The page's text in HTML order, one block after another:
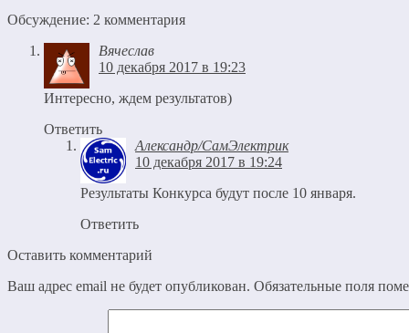
Обсуждение: 2 комментария
Вячеслав
10 декабря 2017 в 19:23
Интересно, ждем результатов)
Ответить
Александр/СамЭлектрик
10 декабря 2017 в 19:24
Результаты Конкурса будут после 10 января.
Ответить
Оставить комментарий
Ваш адрес email не будет опубликован. Обязательные поля